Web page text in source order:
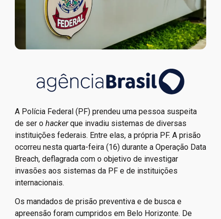
A Polícia Federal (PF) prendeu uma pessoa suspeita
de ser o hackerque invadiu sistemas de diversas
instituições federais. Entre elas, a própria PF. A prisão
ocorreu nesta quarta-feira (16) durante a Operação Data
Breach, deflagrada com o objetivo de investigar
invasões aos sistemas da PF e de instituições
internacionais.
Os mandados de prisão preventiva e de busca e
apreensão foram cumpridos em Belo Horizonte. De